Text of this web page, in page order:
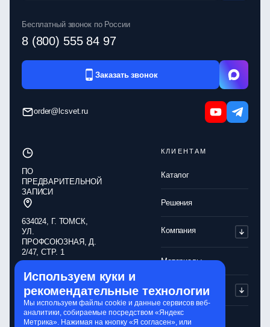
Бесплатный звонок по России
8 (800) 555 84 97
Заказать звонок
order@lcsvet.ru
КЛИЕНТАМ
Каталог
Решения
Компания
Материалы
Партнерам
Контакты
ПО
ПРЕДВАРИТЕЛЬНОЙ
ЗАПИСИ
634024, Г. ТОМСК,
УЛ.
ПРОФСОЮЗНАЯ, Д.
2/47, СТР. 1
Обработка
персональных
данных
Политика
Используем куки и
рекомендательные технологии
Мы используем файлы cookie и данные сервисов веб-
аналитики, собираемые посредством «Яндекс
Метрика». Нажимая на кнопку «Я согласен», или